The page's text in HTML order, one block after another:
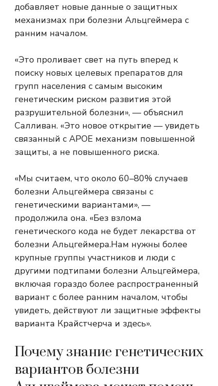
добавляет новые данные о защитных
механизмах при болезни Альцгеймера с
ранним началом.
«Это проливает свет на путь вперед к
поиску новых целевых препаратов для
групп населения с самым высоким
генетическим риском развития этой
разрушительной болезни», — объяснил
Салливан. «Это новое открытие — увидеть
связанный с APOE механизм повышенной
защиты, а не повышенного риска.
«Мы считаем, что около 60–80% случаев
болезни Альцгеймера связаны с
генетическими вариантами», —
продолжила она. «Без взлома
генетического кода не будет лекарства от
болезни Альцгеймера.Нам нужны более
крупные группы участников и люди с
другими подтипами болезни Альцгеймера,
включая гораздо более распространенный
вариант с более ранним началом, чтобы
увидеть, действуют ли защитные эффекты
варианта Крайстчерча и здесь».
Почему знание генетических
вариантов болезни